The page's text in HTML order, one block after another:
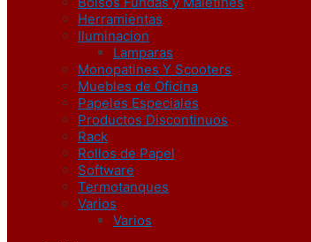
Herramientas
Iluminacion
Lamparas
Monopatines Y Scooters
Muebles de Oficina
Papeles Especiales
Productos Discontinuos
Rack
Rollos de Papel
Software
Termotanques
Varios
Varios